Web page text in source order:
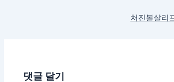
처진볼살리
댓글 달기